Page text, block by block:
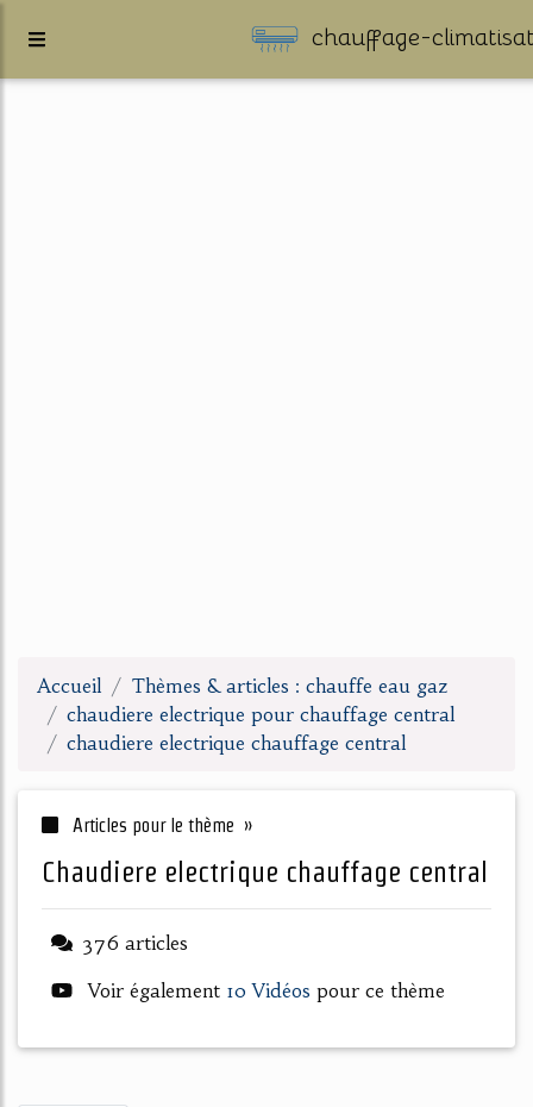
chauffage-
Accueil
Thèmes & articles : chauffe eau gaz
chaudiere electrique pour chauffage central
chaudiere electrique chauffage central
Articles pour le thème »
chaudiere electrique chauffage central
376 articles
Voir également 10 Vidéos pour ce thème